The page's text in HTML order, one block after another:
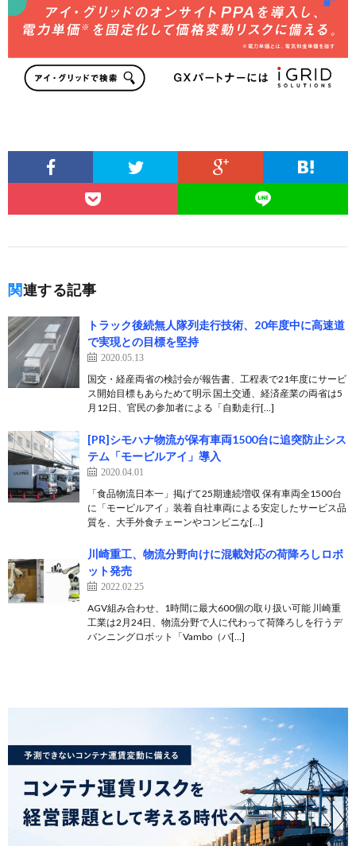
関連する記事
トラック後続無人隊列走行技術、20年度中に高速道
で実現との目標を堅持
2020.05.13
国交・経産両省の検討会が報告書、工程表で21年度にサービ
ス開始目標もあらためて明示 国土交通、経済産業の両省は5
月12日、官民の参加者による「自動走行[…]
[PR]シモハナ物流が保有車両1500台に追突防止シス
テム「モービルアイ」導入
2020.04.01
「食品物流日本一」掲げて25期連続増収 保有車両全1500台
に「モービルアイ」装着 自社車両による安定したサービス品
質を、大手外食チェーンやコンビニな[…]
川崎重工、物流分野向けに混載対応の荷降ろしロボ
ット発売
2022.02.25
AGV組み合わせ、1時間に最大600個の取り扱い可能 川崎重
工業は2月24日、物流分野で人に代わって荷降ろしを行うデ
バンニングロボット「Vambo（バ[…]